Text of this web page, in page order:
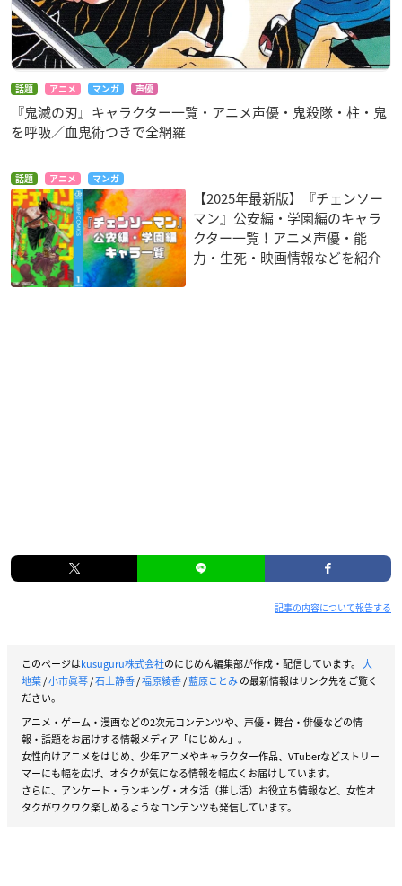
話題 アニメ マンガ 声優
『鬼滅の刃』キャラクター一覧・アニメ声優・鬼殺隊・柱・鬼
を呼吸／血鬼術つきで全網羅
話題 アニメ マンガ
【2025年最新版】『チェンソー
マン』公安編・学園編のキャラ
クター一覧！アニメ声優・能
力・生死・映画情報などを紹介
記事の内容について報告する
このページはkusuguru株式会社のにじめん編集部が作成・配信しています。 大
地葉/小市眞琴/石上静香/福原綾香/藍原ことみの最新情報はリンク先をご覧く
ださい。
アニメ・ゲーム・漫画などの2次元コンテンツや、声優・舞台・俳優などの情
報・話題をお届けする情報メディア「にじめん」。
女性向けアニメをはじめ、少年アニメやキャラクター作品、VTuberなどストリー
マーにも幅を広げ、オタクが気になる情報を幅広くお届けしています。
さらに、アンケート・ランキング・オタ活（推し活）お役立ち情報など、女性オ
タクがワクワク楽しめるようなコンテンツも発信しています。